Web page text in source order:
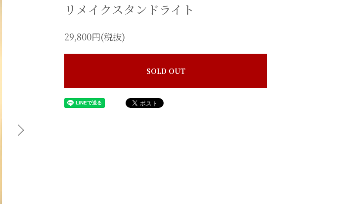
リメイクスタンドライト
29,800円(税抜)
SOLD OUT